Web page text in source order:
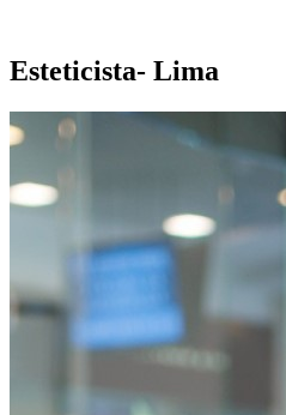
Esteticista- Lima